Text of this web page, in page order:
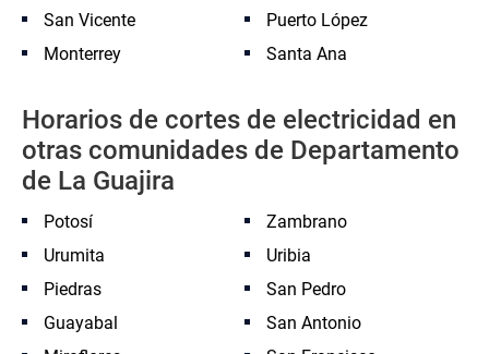
San Vicente
Puerto López
Monterrey
Santa Ana
Horarios de cortes de electricidad en
otras comunidades de Departamento
de La Guajira
Potosí
Zambrano
Urumita
Uribia
Piedras
San Pedro
Guayabal
San Antonio